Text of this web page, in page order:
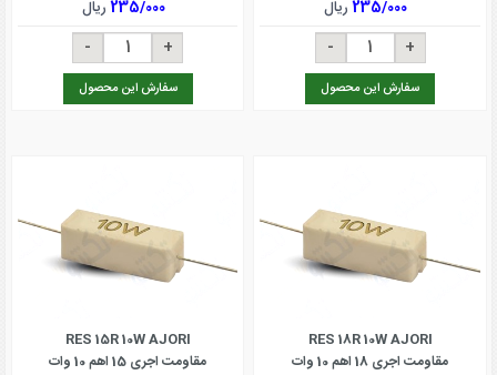
235/000ریال
سفارش این محصول
235/000ریال
سفارش این محصول
RES 18R 10W AJORI
مقاومت اجری 18 اهم 10 وات
RES 15R 10W AJORI
مقاومت اجری 15 اهم 10 وات